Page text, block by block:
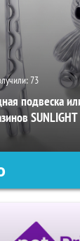
73
подвеска
SUNLIGHT